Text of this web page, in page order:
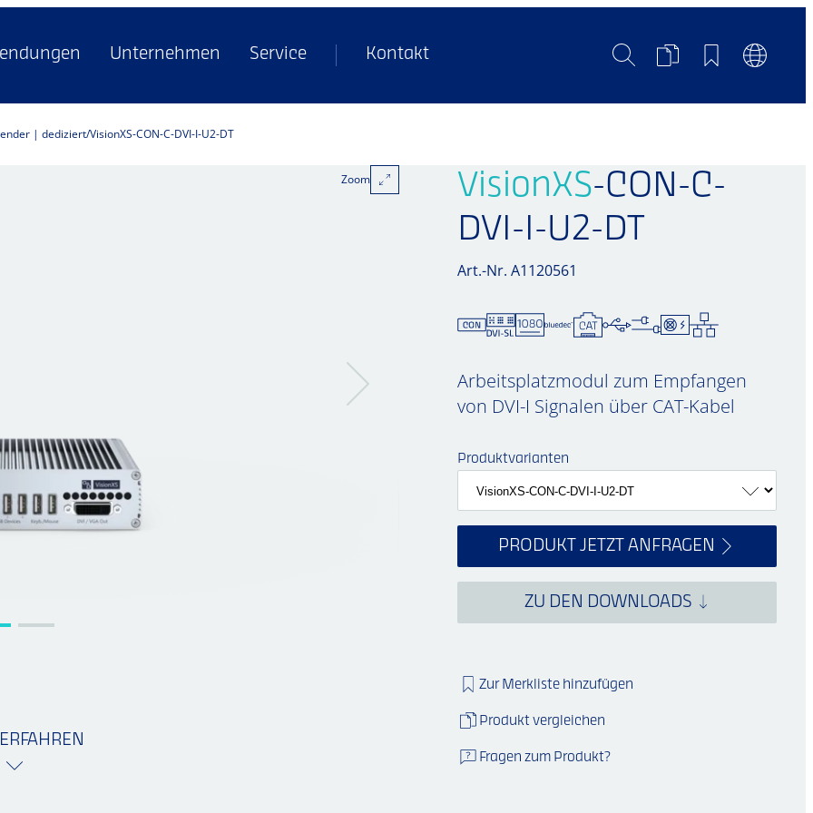
Unternehmen Service Kontakt SucheProduktvergleich
Merkliste
| dediziert VisionXS-CON-C-DVI-I-U2-DT
VisionXS-CON-C-
DVI-I-U2-DT
Art.-Nr. A1120561
Zoom
Arbeitsplatzmodul zum Empfangen
von DVI-I Signalen über CAT-Kabel
Produktvarianten
PRODUKT JETZT ANFRAGEN
ZU DEN DOWNLOADS
Zur Merkliste hinzufügen
Produkt vergleichen
Fragen zum Produkt?